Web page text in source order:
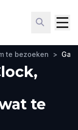
te bezoeken >
te